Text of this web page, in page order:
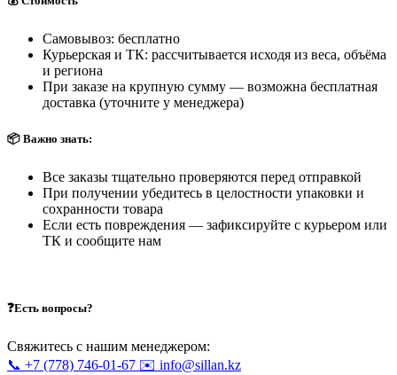
Самовывоз: бесплатно
Курьерская и ТК: рассчитывается исходя из веса, объёма
и региона
При заказе на крупную сумму — возможна бесплатная
доставка (уточните у менеджера)
📦 Важно знать:
Все заказы тщательно проверяются перед отправкой
При получении убедитесь в целостности упаковки и
сохранности товара
Если есть повреждения — зафиксируйте с курьером или
ТК и сообщите нам
❓Есть вопросы?
Свяжитесь с нашим менеджером:
📞 +7 (778) 746-01-67 ✉️ info@sillan.kz